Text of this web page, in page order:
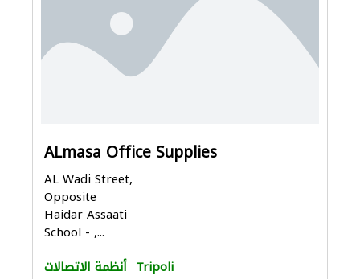
ALmasa Office Supplies
AL Wadi Street,
Opposite
Haidar Assaati
School - ,...
أنظمة الاتصالات Tripoli